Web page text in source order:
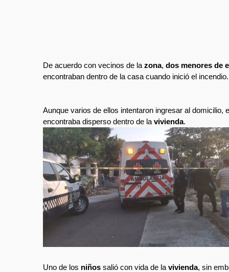
De acuerdo con vecinos de la zona, dos menores de
encontraban dentro de la casa cuando inició el incendio.
Aunque varios de ellos intentaron ingresar al domicilio,
encontraba disperso dentro de la vivienda.
Uno de los niños salió con vida de la vivienda, sin